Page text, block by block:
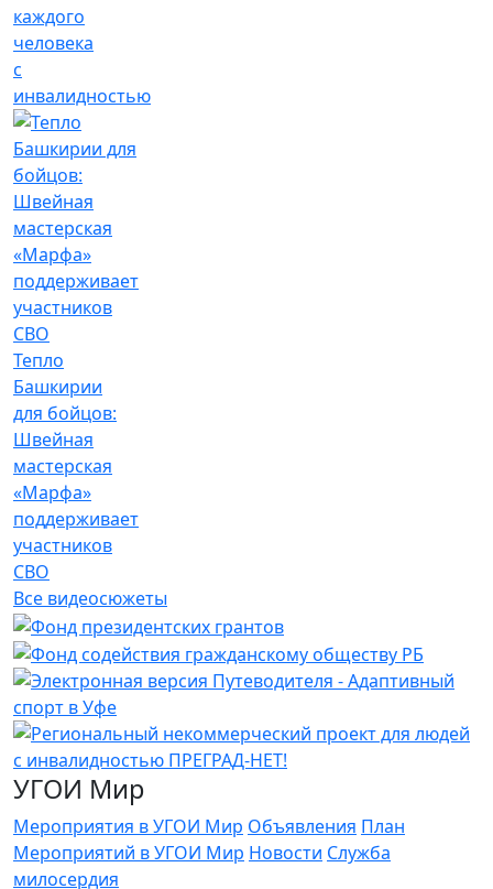
каждого
человека
с
инвалидностью
Тепло
Башкирии
для бойцов:
Швейная
мастерская
«Марфа»
поддерживает
участников
СВО
Все видеосюжеты
УГОИ Мир
Мероприятия в УГОИ Мир Объявления План
Мероприятий в УГОИ Мир Новости Служба
милосердия